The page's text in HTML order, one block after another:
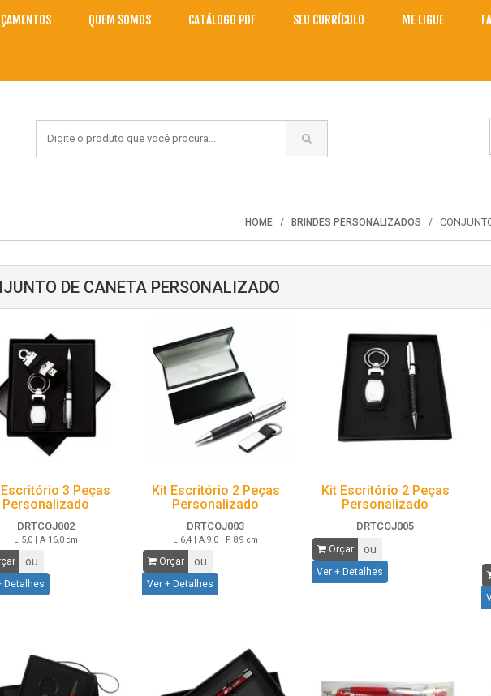
QUEM SOMOS CATÁLOGO PDF SEU CURRÍCULO ME LIGUE
HOME BRINDES PERSONALIZADOS
DE CANETA PERSONALIZADO
3 Peças
Personalizado
DRTCOJ002
L 5,0 | A 16,0 cm
ou
Detalhes
Kit Escritório 2 Peças
Personalizado
DRTCOJ003
L 6,4 | A 9,0 | P 8,9 cm
Orçar ou
Ver + Detalhes
Kit Escritório 2 Peças
Personalizado
DRTCOJ005
Orçar ou
Ver + Detalhes